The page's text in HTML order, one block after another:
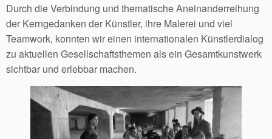
Durch die Verbindung und thematische Aneinanderreihung
der Kerngedanken der Künstler, ihre Malerei und viel
Teamwork, konnten wir einen internationalen Künstlerdialog
zu aktuellen Gesellschaftsthemen als ein Gesamtkunstwerk
sichtbar und erlebbar machen.